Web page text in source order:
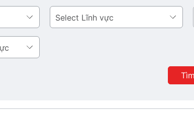
Lĩnh
vực
Tìm